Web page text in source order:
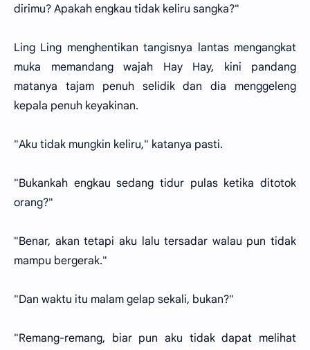
dirimu? Apakah engkau tidak keliru sangka?"
Ling Ling menghentikan tangisnya lantas mengangkat
muka memandang wajah Hay Hay, kini pandang
matanya tajam penuh selidik dan dia menggeleng
kepala penuh keyakinan.
"Aku tidak mungkin keliru," katanya pasti.
"Bukankah engkau sedang tidur pulas ketika ditotok
orang?"
"Benar, akan tetapi aku lalu tersadar walau pun tidak
mampu bergerak."
"Dan waktu itu malam gelap sekali, bukan?"
"Remang-remang, biar pun aku tidak dapat melihat